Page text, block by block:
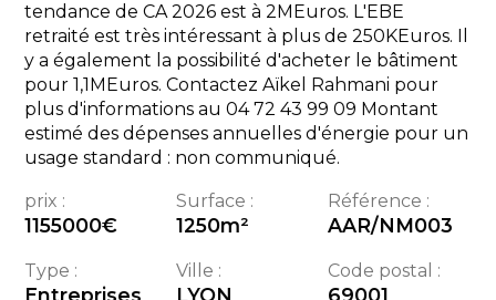
tendance de CA 2026 est à 2MEuros. L'EBE
retraité est très intéressant à plus de 250KEuros. Il
y a également la possibilité d'acheter le bâtiment
pour 1,1MEuros. Contactez Aïkel Rahmani pour
plus d'informations au 04 72 43 99 09 Montant
estimé des dépenses annuelles d'énergie pour un
usage standard : non communiqué.
prix :
1155000€
Surface :
1250m²
Référence :
AAR/NM003
Type :
Entreprises
Ville :
LYON
Code postal :
69001